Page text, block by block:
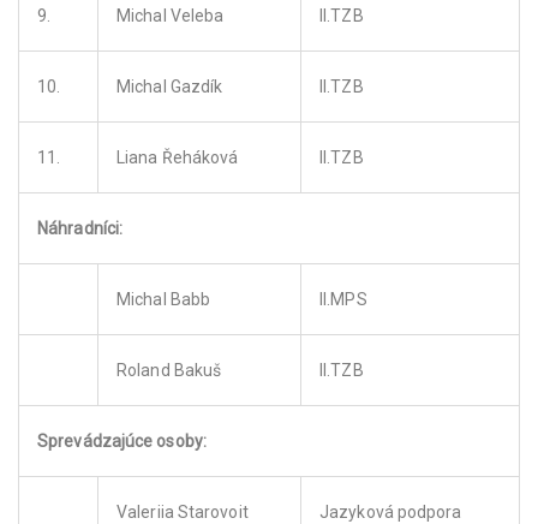
9. Michal Veleba II.TZB
10. Michal Gazdík II.TZB
11. Liana Řeháková II.TZB
Náhradníci:
Michal Babb II.MPS
Roland Bakuš II.TZB
Sprevádzajúce osoby:
Valeriia Starovoit Jazyková podpora